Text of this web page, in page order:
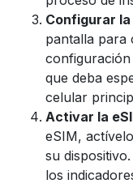
Configurar la
pantalla para
configuración
que deba
celular
Activar la
eSIM,
su
los